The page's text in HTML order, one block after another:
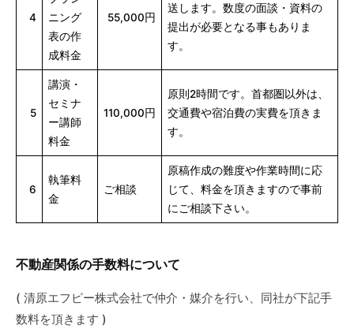
4
ニング
表の作
成料金
55,000円
送します。数度の面談・資料の
提出が必要となる事もありま
す。
5
講演・
セミナ
ー講師
料金
110,000円
原則2時間です。首都圏以外は、
交通費や宿泊費の実費を頂きま
す。
6
執筆料
金
ご相談
原稿作成の難度や作業時間に応
じて、料金を頂きますので事前
にご相談下さい。
不動産関係の手数料について
( 清原エフピー株式会社で仲介・媒介を行い、同社が下記手
数料を頂きます )